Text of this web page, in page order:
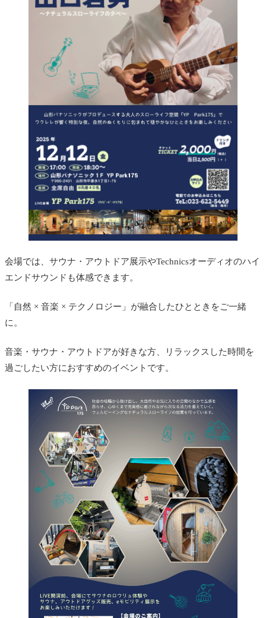
会場では、サウナ・アウトドア展示やTechnicsオーディオのハイ
エンドサウンドも体感できます。
「自然 × 音楽 × テクノロジー」が融合したひとときをご一緒
に。
音楽・サウナ・アウトドアが好きな方、リラックスした時間を
過ごしたい方におすすめのイベントです。